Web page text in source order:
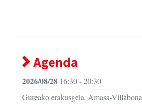
Agenda
2026/08/28 16:30 - 20:30
Gureako erakusgela, Amasa-Villabona